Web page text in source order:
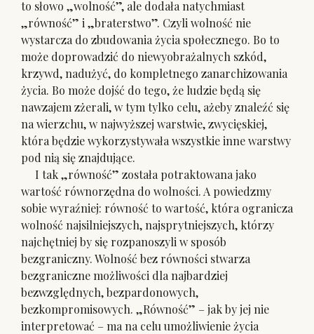
to słowo „wolność”, ale dodała natychmiast
„równość” i „braterstwo”. Czyli wolność nie
wystarcza do zbudowania życia społecznego. Bo to
może doprowadzić do niewyobrażalnych szkód,
krzywd, nadużyć, do kompletnego zanarchizowania
życia. Bo może dojść do tego, że ludzie będą się
nawzajem zżerali, w tym tylko celu, ażeby znaleźć się
na wierzchu, w najwyższej warstwie, zwycięskiej,
która będzie wykorzystywała wszystkie inne warstwy
pod nią się znajdujące.
I tak „równość” została potraktowana jako
wartość równorzędna do wolności. A powiedzmy
sobie wyraźniej: równość to wartość, która ogranicza
wolność najsilniejszych, najsprytniejszych, którzy
najchętniej by się rozpanoszyli w sposób
bezgraniczny. Wolność bez równości stwarza
bezgraniczne możliwości dla najbardziej
bezwzględnych, bezpardonowych,
bezkompromisowych. „Równość” – jak by jej nie
interpretować – ma na celu umożliwienie życia